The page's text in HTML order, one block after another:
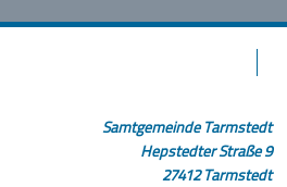
Samtgemeinde Tarmstedt
Hepstedter Straße 9
27412 Tarmstedt